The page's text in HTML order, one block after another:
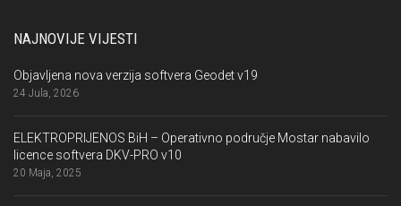
NAJNOVIJE VIJESTI
Objavljena nova verzija softvera Geodet v19
24 Jula, 2026
ELEKTROPRIJENOS BiH – Operativno područje Mostar nabavilo
licence softvera DKV-PRO v10
20 Maja, 2025